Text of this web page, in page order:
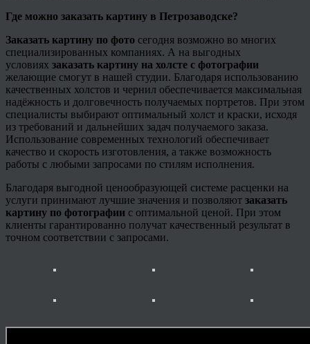
Где можно заказать картину в Петрозаводске?
Заказать картину по фото сегодня возможно во многих
специализированных компаниях. А на выгодных
условиях заказать картину на холсте с фотографии
желающие смогут в нашей студии. Благодаря использованию
качественных холстов и чернил обеспечивается максимальная
надёжность и долговечность получаемых портретов. При этом
специалисты выбирают оптимальный холст и краски, исходя
из требований и дальнейших задач получаемого заказа.
Использование современных технологий обеспечивает
качество и скорость изготовления, а также возможность
работы с любыми запросами по стилям исполнения.
Благодаря выгодной ценообразующей системе расценки на
услуги принимают лучшие значения и позволяют заказать
картину по фотографии с оптимальной ценой. При этом
клиенты гарантированно получат качественный результат в
точном соответствии с запросами.